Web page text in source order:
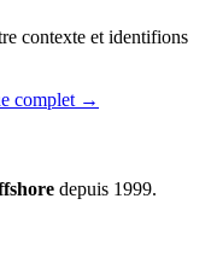
contexte et identifions
complet →
depuis 1999.